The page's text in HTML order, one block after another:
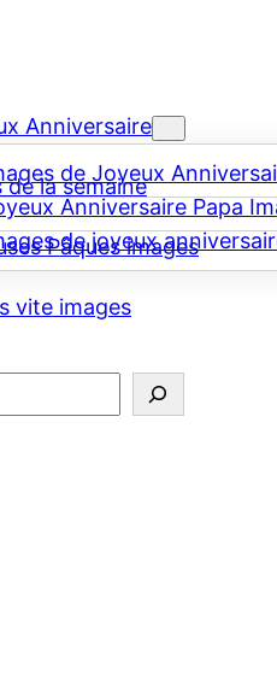
Anniversaire
de Joyeux
Anniversaire Papa
de joyeux
de la semaine
Pâques images
vite images